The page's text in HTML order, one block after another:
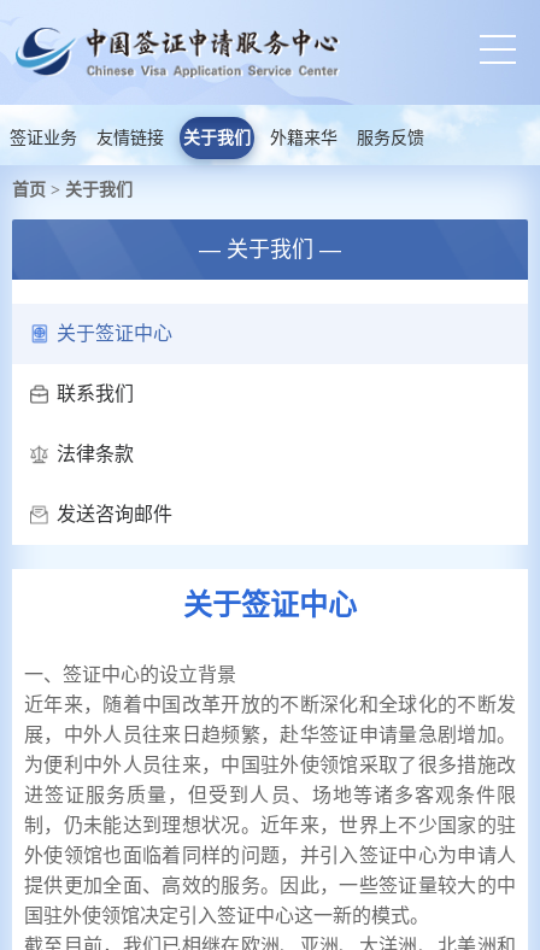
签证业务 友情链接 关于我们 外籍来华 服务反馈
首页 > 关于我们
— 关于我们 —
关于签证中心
联系我们
法律条款
发送咨询邮件
关于签证中心
一、签证中心的设立背景
近年来，随着中国改革开放的不断深化和全球化的不断发
展，中外人员往来日趋频繁，赴华签证申请量急剧增加。
为便利中外人员往来，中国驻外使领馆采取了很多措施改
进签证服务质量，但受到人员、场地等诸多客观条件限
制，仍未能达到理想状况。近年来，世界上不少国家的驻
外使领馆也面临着同样的问题，并引入签证中心为申请人
提供更加全面、高效的服务。因此，一些签证量较大的中
国驻外使领馆决定引入签证中心这一新的模式。